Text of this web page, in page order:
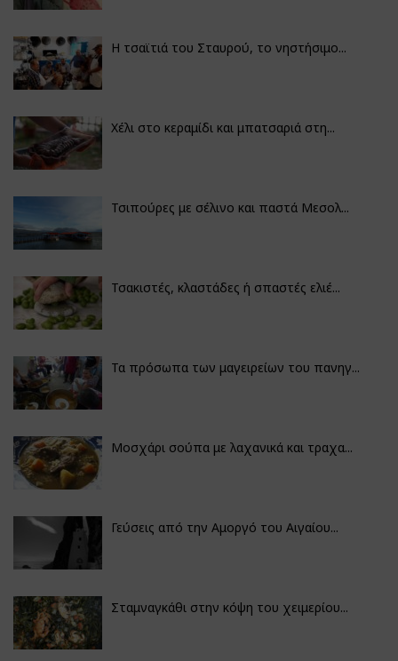
Η τσαϊτιά του Σταυρού, το νηστήσιμο...
Χέλι στο κεραμίδι και μπατσαριά στη...
Τσιπούρες με σέλινο και παστά Μεσολ...
Τσακιστές, κλαστάδες ή σπαστές ελιέ...
Τα πρόσωπα των μαγειρείων του πανηγ...
Μοσχάρι σούπα με λαχανικά και τραχα...
Γεύσεις από την Αμοργό του Αιγαίου...
Σταμναγκάθι στην κόψη του χειμερίου...